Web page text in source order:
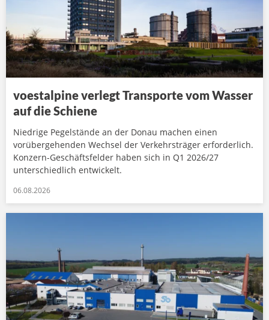
voestalpine verlegt Transporte vom Wasser
auf die Schiene
Niedrige Pegelstände an der Donau machen einen
vorübergehenden Wechsel der Verkehrsträger erforderlich.
Konzern-Geschäftsfelder haben sich in Q1 2026/27
unterschiedlich entwickelt.
06.08.2026